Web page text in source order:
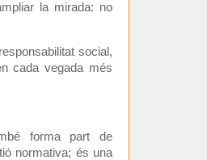
la mirada: no
social,
cada vegada més
forma part de
normativa; és una